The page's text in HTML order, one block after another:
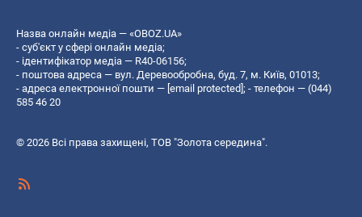
Назва онлайн медіа — «OBOZ.UA»
- суб'єкт у сфері онлайн медіа;
- ідентифікатор медіа — R40-06156;
- поштова адреса — вул. Деревообробна, буд. 7, м. Київ, 01013;
- адреса електронної пошти — [email protected] ; - телефон — (044)
585 46 20
© 2026 Всі права захищені, ТОВ "Золота середина".